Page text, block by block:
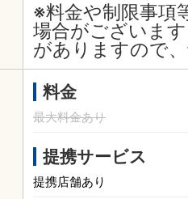
※料金や制限事項
場合がございま
がありますので
料金
最大料金あり
提携サービス
提携店舗あり